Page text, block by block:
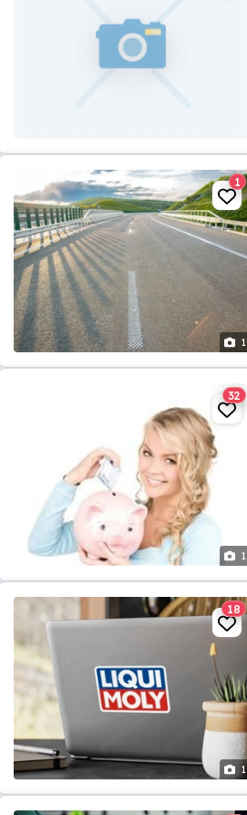
1
1
1
32
1
18